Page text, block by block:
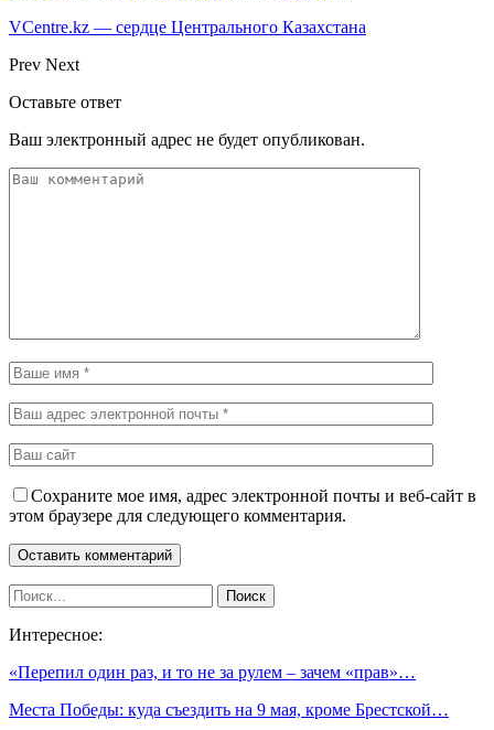
VCentre.kz — сердце Центрального Казахстана
Prev Next
Оставьте ответ
Ваш электронный адрес не будет опубликован.
Сохраните мое имя, адрес электронной почты и веб-сайт в
этом браузере для следующего комментария.
Интересное:
«Перепил один раз, и то не за рулем – зачем «прав»…
Места Победы: куда съездить на 9 мая, кроме Брестской…